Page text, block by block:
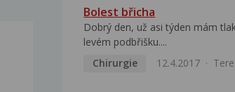
Bolest břicha
Dobrý den, už asi týden mám
levém podbřišku....
Chirurgie
12.4.2017